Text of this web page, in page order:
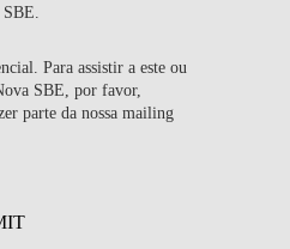
Para assistir a este ou
SBE, por favor,
parte da nossa mailing